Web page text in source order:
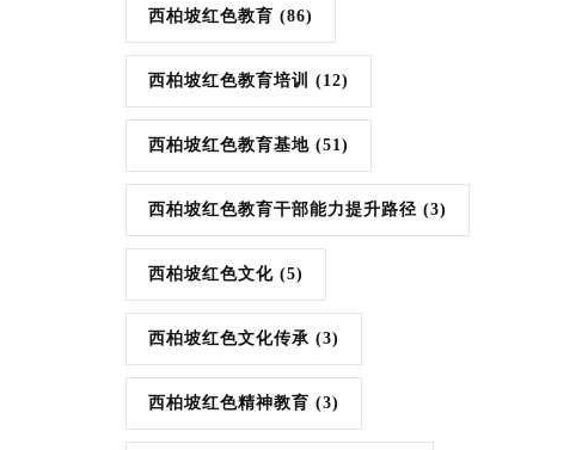
西柏坡红色教育 (86)
西柏坡红色教育培训 (12)
西柏坡红色教育基地 (51)
西柏坡红色教育干部能力提升路径 (3)
西柏坡红色文化 (5)
西柏坡红色文化传承 (3)
西柏坡红色精神教育 (3)